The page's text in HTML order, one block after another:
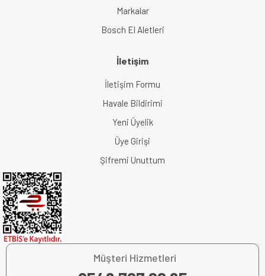
Markalar
Bosch El Aletleri
İletişim
İletişim Formu
Havale Bildirimi
Yeni Üyelik
Üye Girişi
Şifremi Unuttum
Müşteri Hizmetleri